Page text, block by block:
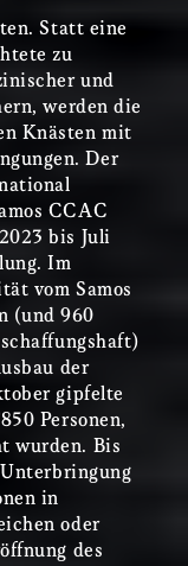
Statt eine
zu
und
werden die
Knästen mit
Der
CCAC
bis Juli
Im
vom Samos
(und 960
der
gipfelte
Personen,
wurden. Bis
in
oder
des